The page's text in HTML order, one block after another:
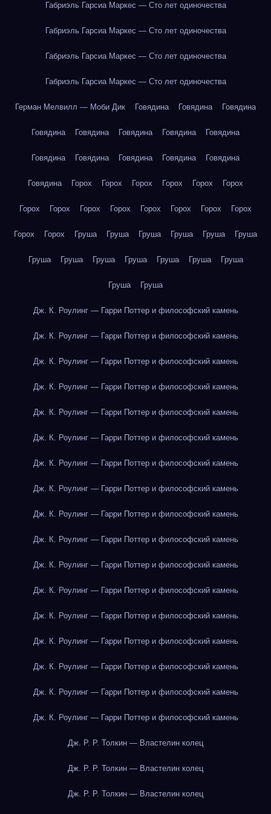
Габриэль Гарсиа Маркес — Сто лет одиночества
Габриэль Гарсиа Маркес — Сто лет одиночества
Габриэль Гарсиа Маркес — Сто лет одиночества
Габриэль Гарсиа Маркес — Сто лет одиночества
Герман Мелвилл — Моби Дик Говядина Говядина Говядина
Говядина Говядина Говядина Говядина Говядина
Говядина Говядина Говядина Говядина Говядина
Говядина Горох Горох Горох Горох Горох Горох
Горох Горох Горох Горох Горох Горох Горох Горох
Горох Горох Груша Груша Груша Груша Груша Груша
Груша Груша Груша Груша Груша Груша Груша
Груша Груша
Дж. К. Роулинг — Гарри Поттер и философский камень
Дж. К. Роулинг — Гарри Поттер и философский камень
Дж. К. Роулинг — Гарри Поттер и философский камень
Дж. К. Роулинг — Гарри Поттер и философский камень
Дж. К. Роулинг — Гарри Поттер и философский камень
Дж. К. Роулинг — Гарри Поттер и философский камень
Дж. К. Роулинг — Гарри Поттер и философский камень
Дж. К. Роулинг — Гарри Поттер и философский камень
Дж. К. Роулинг — Гарри Поттер и философский камень
Дж. К. Роулинг — Гарри Поттер и философский камень
Дж. К. Роулинг — Гарри Поттер и философский камень
Дж. К. Роулинг — Гарри Поттер и философский камень
Дж. К. Роулинг — Гарри Поттер и философский камень
Дж. К. Роулинг — Гарри Поттер и философский камень
Дж. К. Роулинг — Гарри Поттер и философский камень
Дж. К. Роулинг — Гарри Поттер и философский камень
Дж. К. Роулинг — Гарри Поттер и философский камень
Дж. Р. Р. Толкин — Властелин колец
Дж. Р. Р. Толкин — Властелин колец
Дж. Р. Р. Толкин — Властелин колец